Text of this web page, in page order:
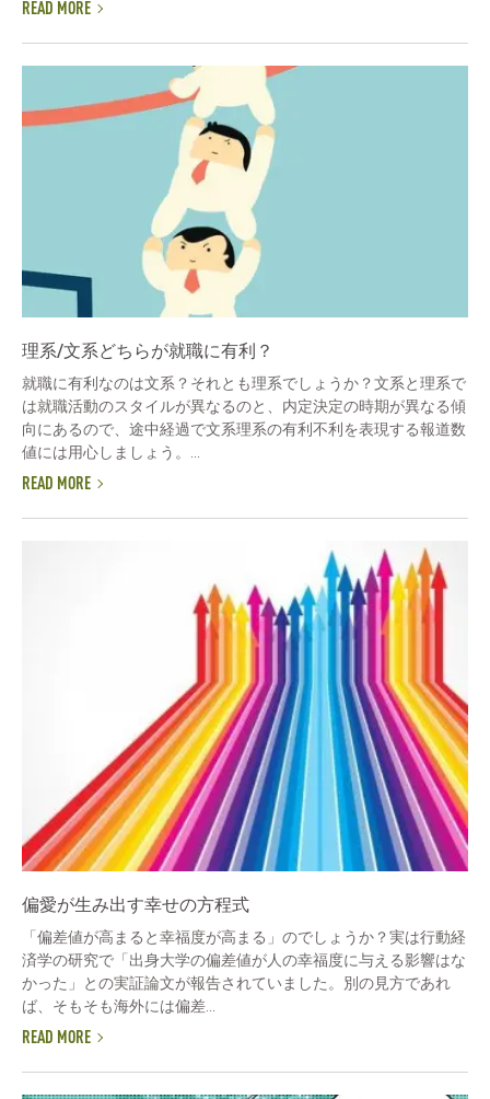
READ MORE
理系/文系どちらが就職に有利？
就職に有利なのは文系？それとも理系でしょうか？文系と理系で
は就職活動のスタイルが異なるのと、内定決定の時期が異なる傾
向にあるので、途中経過で文系理系の有利不利を表現する報道数
値には用心しましょう。...
READ MORE
偏愛が生み出す幸せの方程式
「偏差値が高まると幸福度が高まる」のでしょうか？実は行動経
済学の研究で「出身大学の偏差値が人の幸福度に与える影響はな
かった」との実証論文が報告されていました。別の見方であれ
ば、そもそも海外には偏差...
READ MORE